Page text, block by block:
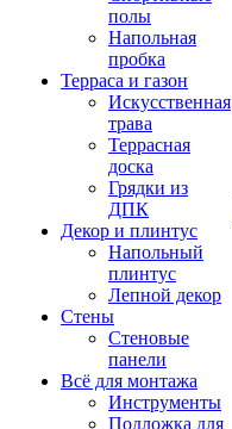
полы
Напольная
пробка
Терраса и газон
Искусственная
трава
Террасная
доска
Грядки из
ДПК
Декор и плинтус
Напольный
плинтус
Лепной декор
Стены
Стеновые
панели
Всё для монтажа
Инструменты
Подложка для